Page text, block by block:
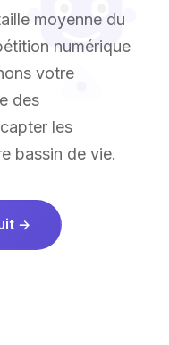
moyenne du
numérique
votre
des
les
bassin de vie.
→